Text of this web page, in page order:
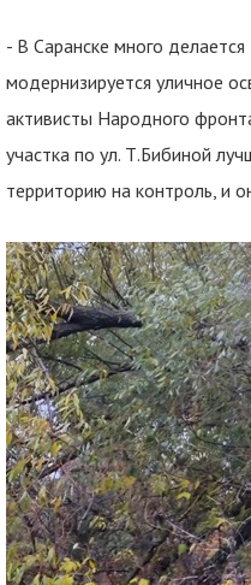
- В Саранске много
модернизируется уличное
активисты Народного
участка по ул. Т.Бибиной
территорию на контроль, и